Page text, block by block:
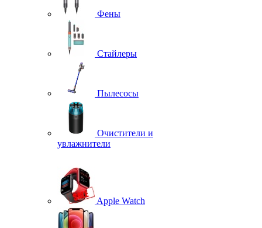
Фены
Стайлеры
Пылесосы
Очистители и
увлажнители
Apple Watch